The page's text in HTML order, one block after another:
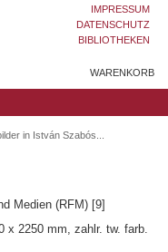
IMPRESSUM
DATENSCHUTZ
BIBLIOTHEKEN
WARENKORB
in István Szabós...
Medien (RFM) [9]
x 2250 mm, zahlr. tw. farb.